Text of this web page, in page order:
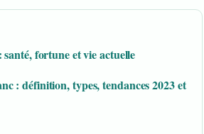
fortune et vie actuelle
: définition, types, tendances 2023 et